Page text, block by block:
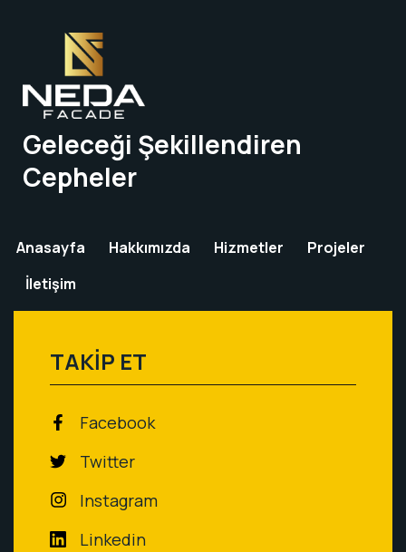
Geleceği Şekillendiren
Cepheler
Anasayfa Hakkımızda Hizmetler
Projeler
İletişim
TAKİP ET
Facebook
Twitter
Instagram
Linkedin